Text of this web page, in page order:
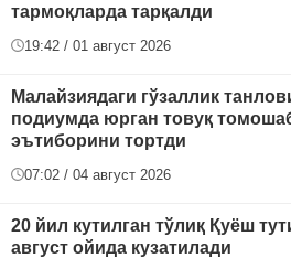
тармоқларда тарқалди
19:42 / 01 август 2026
Малайзиядаги гўзаллик
подиумда юрган товуқ
эътиборини тортди
07:02 / 04 август 2026
20 йил кутилган тўлиқ Қуёш
август ойида кузатилади